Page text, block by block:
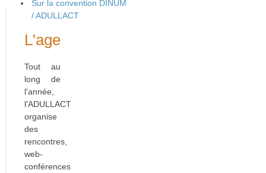
Sur la convention DINUM
/ ADULLACT
L'agenda
Tout au
long de
l'année,
l'ADULLACT
organise
des
rencontres,
web-
conférences